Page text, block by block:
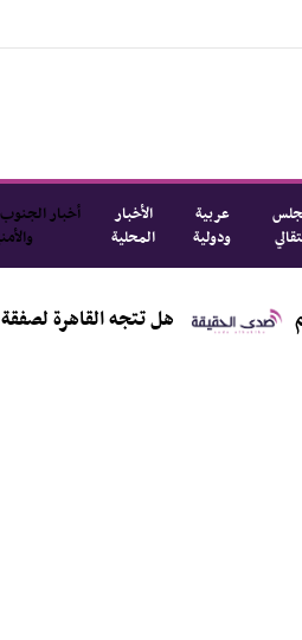
عربية
ودولية
الأخبار
المحلية
أخبار
هل تتجه القاهرة لصفقة بـ4 مليارات دولار لاقتناء مقاتلات J-10CE وJ-35؟